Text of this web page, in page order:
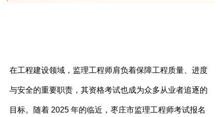
在工程建设领域，监理工程师肩负着保障工程质量、进度
与安全的重要职责，其资格考试也成为众多从业者追逐的
目标。随着 2025 年的临近，枣庄市监理工程师考试报名